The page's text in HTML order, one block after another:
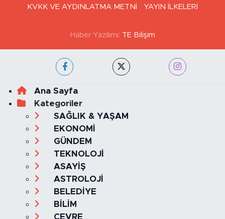
KVKK VE AYDINLATMA METNİ
YAYIN İLKELERİ
Haber Yazılımı: TE Bilişim
Ana Sayfa
Kategoriler
SAĞLIK & YAŞAM
EKONOMİ
GÜNDEM
TEKNOLOJİ
ASAYİŞ
ASTROLOJİ
BELEDİYE
BİLİM
ÇEVRE